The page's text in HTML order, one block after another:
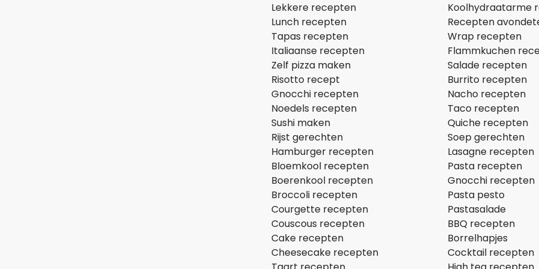
Lekkere recepten
Lunch recepten
Tapas recepten
Italiaanse recepten
Zelf pizza maken
Risotto recept
Gnocchi recepten
Noedels recepten
Sushi maken
Rijst gerechten
Hamburger recepten
Bloemkool recepten
Boerenkool recepten
Broccoli recepten
Courgette recepten
Couscous recepten
Cake recepten
Cheesecake recepten
Koolhydraatarme
Recepten
Wrap recepten
Flammkuchen
Salade recepten
Burrito recepten
Nacho recepten
Taco recepten
Quiche recepten
Soep gerechten
Lasagne recepten
Pasta recepten
Gnocchi recepten
Pasta pesto
Pastasalade
BBQ recepten
Borrelhapjes
Cocktail recepten